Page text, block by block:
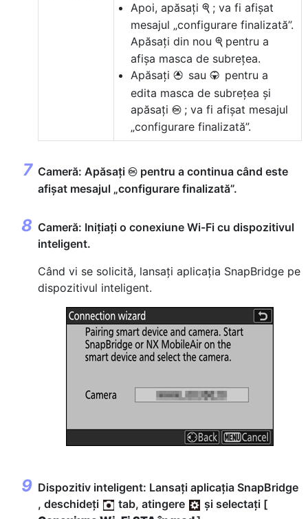
Apoi, apăsați X ; va fi afișat
mesajul „configurare finalizată”.
Apăsați din nou X pentru a
afișa masca de subrețea.
Apăsați 1 sau 3 pentru a
edita masca de subrețea și
apăsați J ; va fi afișat mesajul
„configurare finalizată”.
Cameră: Apăsați J pentru a continua când este
afișat mesajul „configurare finalizată”.
Cameră: Inițiați o conexiune Wi-Fi cu dispozitivul
inteligent.
Când vi se solicită, lansați aplicația SnapBridge pe
dispozitivul inteligent.
Dispozitiv inteligent: Lansați aplicația SnapBridge
, deschideți
tab, atingere
și selectați [